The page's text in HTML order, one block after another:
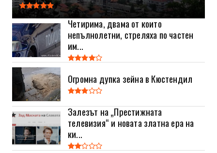
Четирима, двама от които
непълнолетни, стреляха по частен
им...
Огромна дупка зейна в Кюстендил
Залезът на „Престижната
телевизия“ и новата златна ера на
ки...